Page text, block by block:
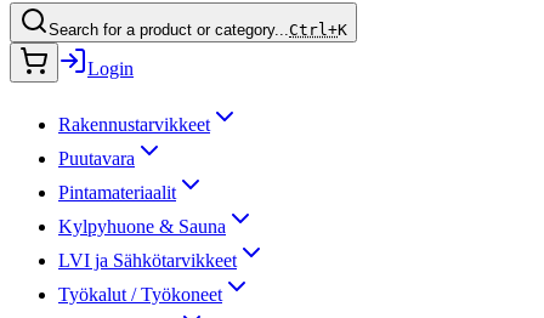
Search for a product or category...Ctrl+K
Login
Rakennustarvikkeet
Puutavara
Pintamateriaalit
Kylpyhuone & Sauna
LVI ja Sähkötarvikkeet
Työkalut / Työkoneet